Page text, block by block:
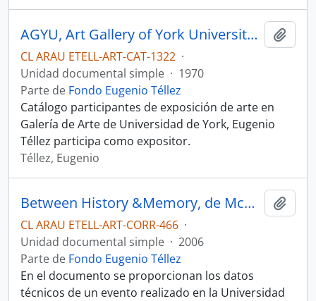
AGYU, Art Gallery of York University, Catalogue.
CL ARAU ETELL-ART-CAT-1322 ·
Unidad documental simple · 1970
Parte de Fondo Eugenio Téllez
Catálogo participantes de exposición de arte en
Galería de Arte de Universidad de York, Eugenio
Téllez participa como expositor.
Téllez, Eugenio
Between History &Memory, de McMaster University.
CL ARAU ETELL-ART-CORR-466 ·
Unidad documental simple · 2006
Parte de Fondo Eugenio Téllez
En el documento se proporcionan los datos
técnicos de un evento realizado en la Universidad